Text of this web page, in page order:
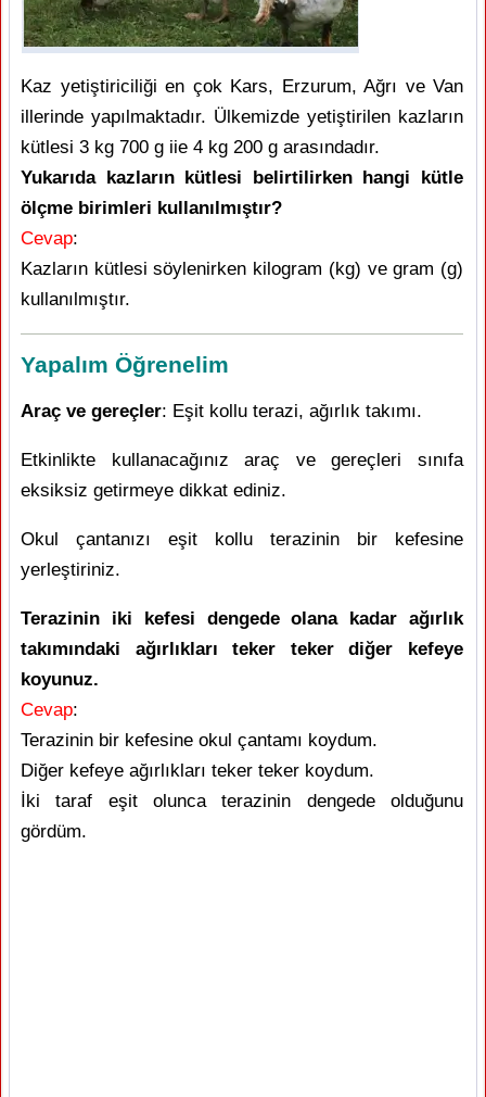
Kaz yetiştiriciliği en çok Kars, Erzurum, Ağrı ve Van
illerinde yapılmaktadır. Ülkemizde yetiştirilen kazların
kütlesi 3 kg 700 g iie 4 kg 200 g arasındadır.
Yukarıda kazların kütlesi belirtilirken hangi kütle
ölçme birimleri kullanılmıştır?
Cevap:
Kazların kütlesi söylenirken kilogram (kg) ve gram (g)
kullanılmıştır.
Yapalım Öğrenelim
Araç ve gereçler: Eşit kollu terazi, ağırlık takımı.
Etkinlikte kullanacağınız araç ve gereçleri sınıfa
eksiksiz getirmeye dikkat ediniz.
Okul çantanızı eşit kollu terazinin bir kefesine
yerleştiriniz.
Terazinin iki kefesi dengede olana kadar ağırlık
takımındaki ağırlıkları teker teker diğer kefeye
koyunuz.
Cevap:
Terazinin bir kefesine okul çantamı koydum.
Diğer kefeye ağırlıkları teker teker koydum.
İki taraf eşit olunca terazinin dengede olduğunu
gördüm.